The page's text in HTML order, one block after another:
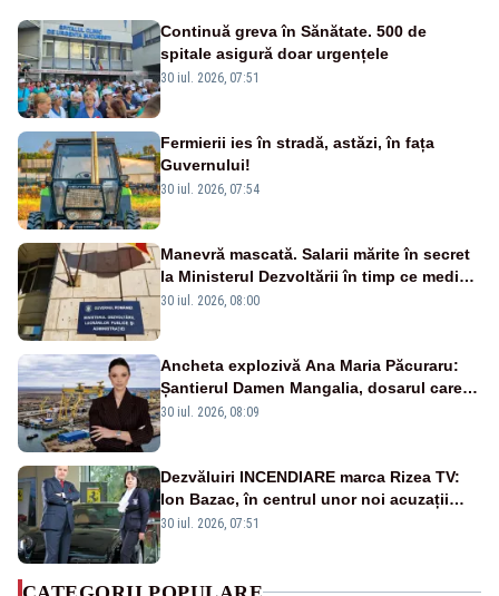
Continuă greva în Sănătate. 500 de
spitale asigură doar urgențele
30 iul. 2026, 07:51
Fermierii ies în stradă, astăzi, în fața
Guvernului!
30 iul. 2026, 07:54
Manevră mascată. Salarii mărite în secret
la Ministerul Dezvoltării în timp ce medicii
ies în stradă
30 iul. 2026, 08:00
Ancheta explozivă Ana Maria Păcuraru:
Șantierul Damen Mangalia, dosarul care
scufundă apărarea României
30 iul. 2026, 08:09
Dezvăluiri INCENDIARE marca Rizea TV:
Ion Bazac, în centrul unor noi acuzații
publice
30 iul. 2026, 07:51